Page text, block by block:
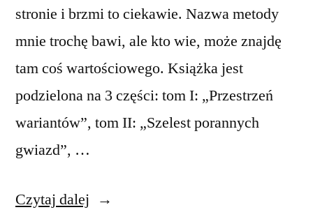
stronie i brzmi to ciekawie. Nazwa metody
mnie trochę bawi, ale kto wie, może znajdę
tam coś wartościowego. Książka jest
podzielona na 3 części: tom I: „Przestrzeń
wariantów”, tom II: „Szelest porannych
gwiazd”, …
Czytaj dalej „Transerfing